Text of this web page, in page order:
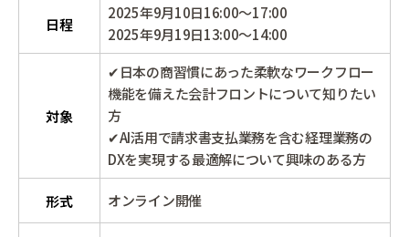
日程
2025年9月10日16:00～17:00
2025年9月19日13:00～14:00
対象
✔日本の商習慣にあった柔軟なワークフロー
機能を備えた会計フロントについて知りたい
方
✔AI活用で請求書支払業務を含む経理業務の
DXを実現する最適解について興味のある方
形式 オンライン開催